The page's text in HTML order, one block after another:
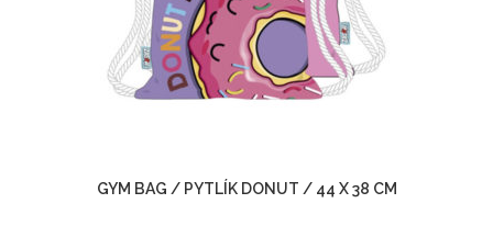
GYM BAG / PYTLÍK DONUT / 44 X 38 CM